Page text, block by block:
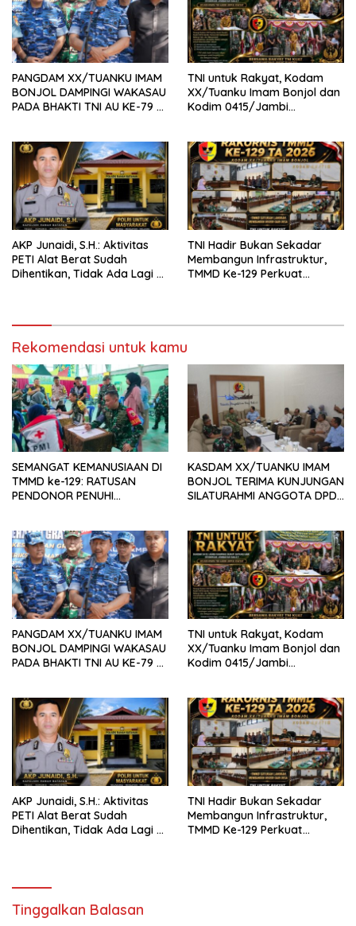
PANGDAM XX/TUANKU IMAM
BONJOL DAMPINGI WAKASAU
PADA BHAKTI TNI AU KE-79 DI
TNI untuk Rakyat, Kodam
XX/Tuanku Imam Bonjol dan
Kodim 0415/Jambi
Batang Hari
AKP Junaidi, S.H.: Aktivitas
PETI Alat Berat Sudah
Dihentikan, Tidak Ada Lagi di
TNI Hadir Bukan Sekadar
Membangun Infrastruktur,
TMMD Ke-129 Perkuat
Rekomendasi untuk kamu
SEMANGAT KEMANUSIAAN DI
TMMD ke-129: RATUSAN
PENDONOR PENUHI
KASDAM XX/TUANKU IMAM
BONJOL TERIMA KUNJUNGAN
SILATURAHMI ANGGOTA DPD
PANGDAM XX/TUANKU IMAM
BONJOL DAMPINGI WAKASAU
PADA BHAKTI TNI AU KE-79 DI
TNI untuk Rakyat, Kodam
XX/Tuanku Imam Bonjol dan
Kodim 0415/Jambi
Batang Hari
AKP Junaidi, S.H.: Aktivitas
PETI Alat Berat Sudah
Dihentikan, Tidak Ada Lagi di
TNI Hadir Bukan Sekadar
Membangun Infrastruktur,
TMMD Ke-129 Perkuat
Tinggalkan Balasan